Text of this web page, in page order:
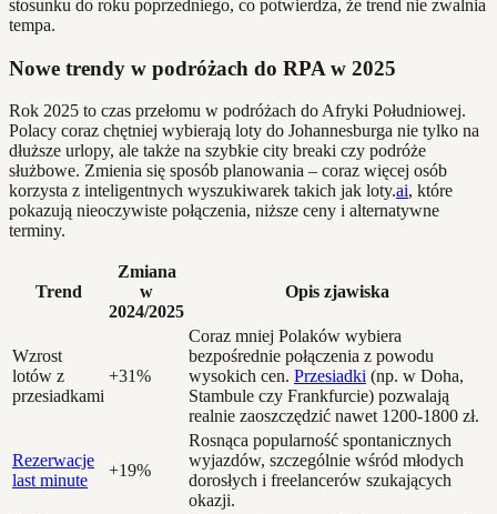
stosunku do roku poprzedniego, co potwierdza, że trend nie zwalnia
tempa.
Nowe trendy w podróżach do RPA w 2025
Rok 2025 to czas przełomu w podróżach do Afryki Południowej.
Polacy coraz chętniej wybierają loty do Johannesburga nie tylko na
dłuższe urlopy, ale także na szybkie city breaki czy podróże
służbowe. Zmienia się sposób planowania – coraz więcej osób
korzysta z inteligentnych wyszukiwarek takich jak loty.ai, które
pokazują nieoczywiste połączenia, niższe ceny i alternatywne
terminy.
Trend
Zmiana
w
2024/2025
Opis zjawiska
Wzrost
lotów z
przesiadkami
+31%
Coraz mniej Polaków wybiera
bezpośrednie połączenia z powodu
wysokich cen. Przesiadki (np. w Doha,
Stambule czy Frankfurcie) pozwalają
realnie zaoszczędzić nawet 1200-1800 zł.
Rezerwacje
last minute
+19%
Rosnąca popularność spontanicznych
wyjazdów, szczególnie wśród młodych
dorosłych i freelancerów szukających
okazji.